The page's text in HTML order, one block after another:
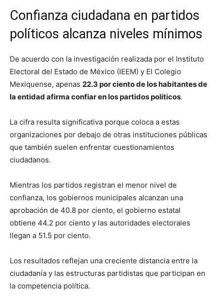
Confianza ciudadana en partidos
políticos alcanza niveles mínimos
De acuerdo con la investigación realizada por el Instituto
Electoral del Estado de México (IEEM) y El Colegio
Mexiquense, apenas 22.3 por ciento de los habitantes de
la entidad afirma confiar en los partidos políticos.
La cifra resulta significativa porque coloca a estas
organizaciones por debajo de otras instituciones públicas
que también suelen enfrentar cuestionamientos
ciudadanos.
Mientras los partidos registran el menor nivel de
confianza, los gobiernos municipales alcanzan una
aprobación de 40.8 por ciento, el gobierno estatal
obtiene 44.2 por ciento y las autoridades electorales
llegan a 51.5 por ciento.
Los resultados reflejan una creciente distancia entre la
ciudadanía y las estructuras partidistas que participan en
la competencia política.